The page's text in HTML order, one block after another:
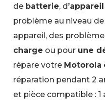
de batterie, d
problème au niveau de
appareil, des
charge ou pour une
répare votre Motorola
réparation pendant 2
et pièce compatible : 1